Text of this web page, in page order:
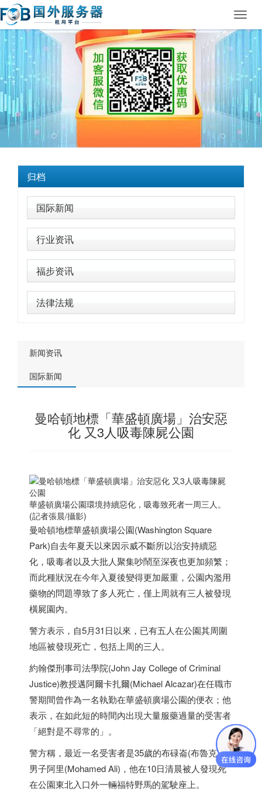
归档
国际新闻
行业资讯
福步资讯
法律法规
新闻资讯
国际新闻
曼哈頓地標「華盛頓廣場」治安惡
化 又3人吸毒陳屍公園
華盛頓廣場公園環境持續惡化，吸毒致死者一周三人。
(記者張晨/攝影)
曼哈頓地標華盛頓廣場公園(Washington Square
Park)自去年夏天以來因示威不斷所以治安持續惡
化，吸毒者以及大批人聚集吵鬧至深夜也更加頻繁；
而此種狀況在今年入夏後變得更加嚴重，公園內濫用
藥物的問題導致了多人死亡，僅上周就有三人被發現
橫屍園內。
警方表示，自5月31日以來，已有五人在公園其周圍
地區被發現死亡，包括上周的三人。
約翰傑刑事司法學院(John Jay College of Criminal
Justice)教授邁阿爾卡扎爾(Michael Alcazar)在任職市
警期間曾作為一名執勤在華盛頓廣場公園的便衣；他
表示，在如此短的時間內出現大量服藥過量的受害者
「絕對是不尋常的」。
警方稱，最近一名受害者是35歲的布碌崙(布魯克林)
男子阿里(Mohamed Ali)，他在10日清晨被人發現死
在公園東北入口外一輛福特野馬的駕駛座上。